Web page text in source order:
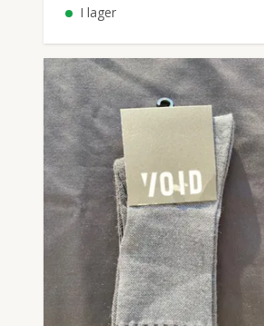
I lager